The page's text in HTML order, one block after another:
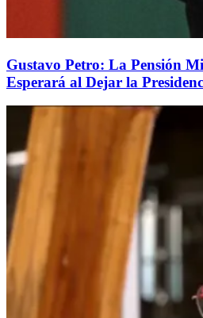
Gustavo Petro: La Pensión
Esperará al Dejar la